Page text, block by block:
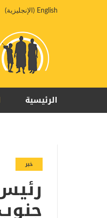
English
( الإنجليزية)
الرئيسية
خبر